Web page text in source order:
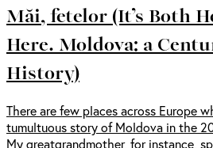
Măi, fetelor (It’s Both
Here. Moldova: a
History)
There are few places across Europe
tumultuous story of Moldova in the
My greatgrandmother, for instance,